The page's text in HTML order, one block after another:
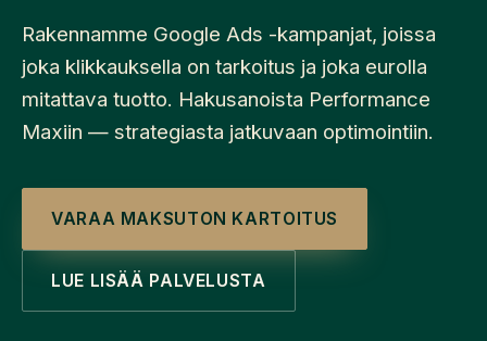
Rakennamme Google Ads -kampanjat, joissa
joka klikkauksella on tarkoitus ja joka eurolla
mitattava tuotto. Hakusanoista Performance
Maxiin — strategiasta jatkuvaan optimointiin.
VARAA MAKSUTON KARTOITUS
LUE LISÄÄ PALVELUSTA